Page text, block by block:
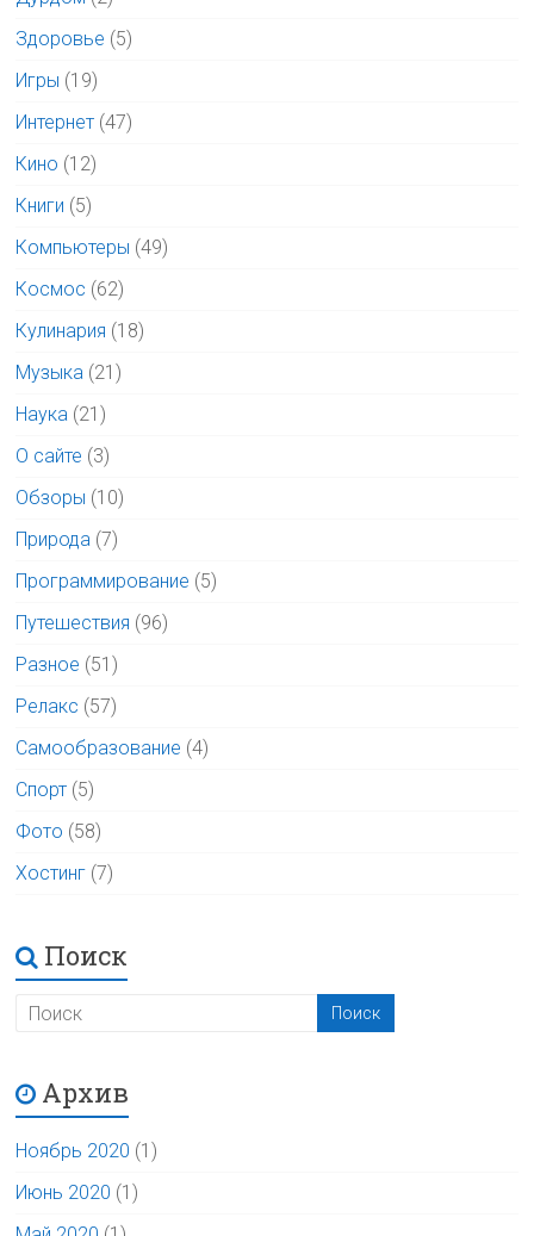
Здоровье (5)
Игры (19)
Интернет (47)
Кино (12)
Книги (5)
Компьютеры (49)
Космос (62)
Кулинария (18)
Музыка (21)
Наука (21)
О сайте (3)
Обзоры (10)
Природа (7)
Программирование (5)
Путешествия (96)
Разное (51)
Релакс (57)
Самообразование (4)
Спорт (5)
Фото (58)
Хостинг (7)
Поиск
Архив
Ноябрь 2020 (1)
Июнь 2020 (1)